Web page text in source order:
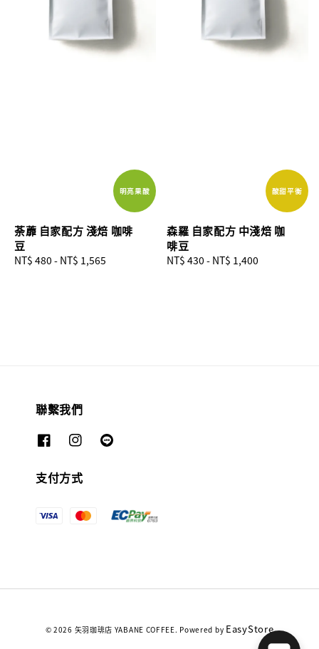
明亮果酸
荼蘼 自家配方 淺焙 咖啡
豆
Regular
NT$ 480 - NT$ 1,565
酸甜平衡
森羅 自家配方 中淺焙 咖
啡豆
Regular
NT$ 430 - NT$ 1,400
聯繫我們
支付方式
© 2026 矢羽珈琲店 YABANE COFFEE. Powered by EasyStore